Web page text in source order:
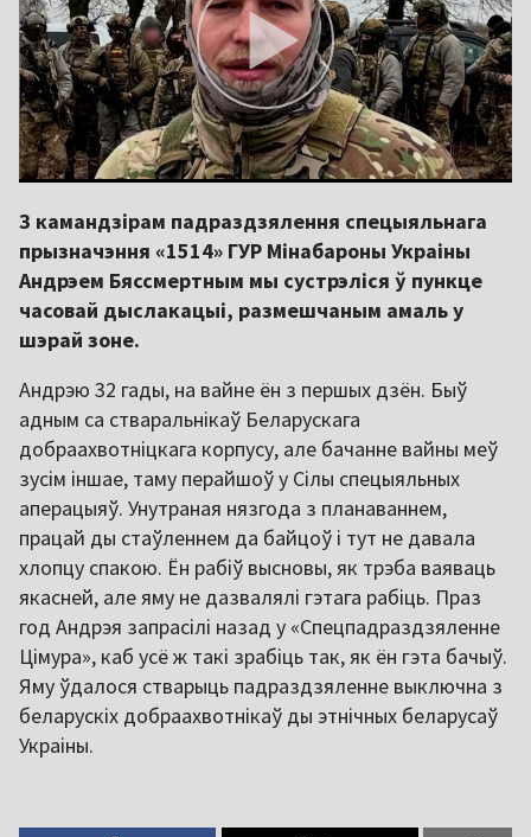
З камандзірам падраздзялення спецыяльнага
прызначэння «1514» ГУР Мінабароны Украіны
Андрэем Бяссмертным мы сустрэліся ў пункце
часовай дыслакацыі, размешчаным амаль у
шэрай зоне.
Андрэю 32 гады, на вайне ён з першых дзён. Быў
адным са стваральнікаў Беларускага
добраахвотніцкага корпусу, але бачанне вайны меў
зусім іншае, таму перайшоў у Сілы спецыяльных
аперацыяў. Унутраная нязгода з планаваннем,
працай ды стаўленнем да байцоў і тут не давала
хлопцу спакою. Ён рабіў высновы, як трэба ваяваць
якасней, але яму не дазвалялі гэтага рабіць. Праз
год Андрэя запрасілі назад у «Спецпадраздзяленне
Цімура», каб усё ж такі зрабіць так, як ён гэта бачыў.
Яму ўдалося стварыць падраздзяленне выключна з
беларускіх добраахвотнікаў ды этнічных беларусаў
Украіны.